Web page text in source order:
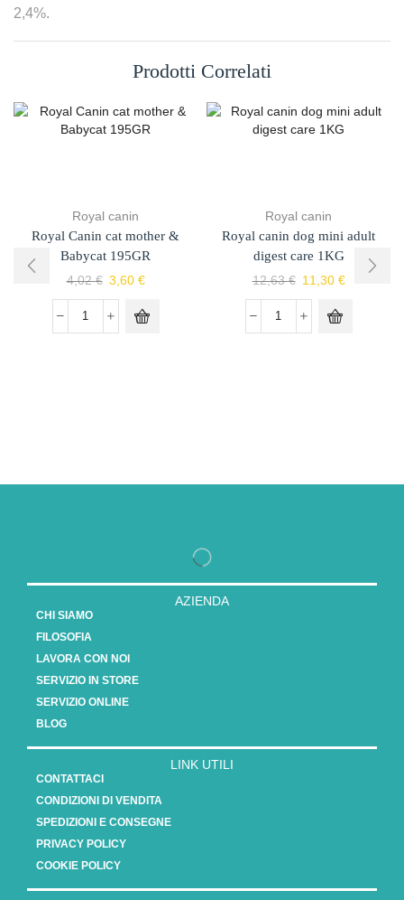
2,4%.
Prodotti Correlati
Royal canin
Royal Canin cat mother &
Babycat 195GR
4,02€ 3,60 €
Royal canin
Royal canin dog mini adult
digest care 1KG
12,63€ 11,30 €
AZIENDA
CHI SIAMO
FILOSOFIA
LAVORA CON NOI
SERVIZIO IN STORE
SERVIZIO ONLINE
BLOG
LINK UTILI
CONTATTACI
CONDIZIONI DI VENDITA
SPEDIZIONI E CONSEGNE
PRIVACY POLICY
COOKIE POLICY